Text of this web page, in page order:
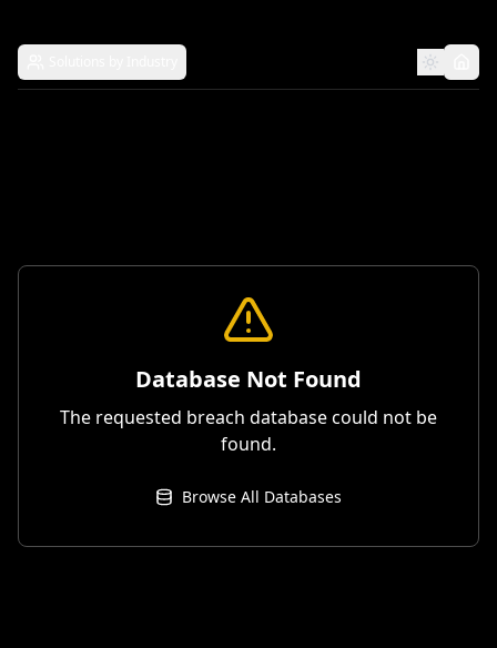
Database Not Found
The requested breach database could not be
found.
Browse All Databases